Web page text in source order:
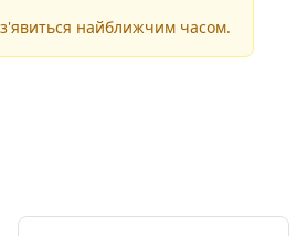
найближчим часом.